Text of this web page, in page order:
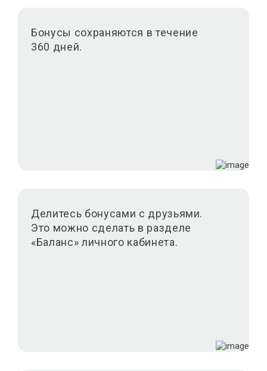
Бонусы сохраняются в течение
360 дней.
Делитесь бонусами с друзьями.
Это можно сделать в разделе
«Баланс» личного кабинета.